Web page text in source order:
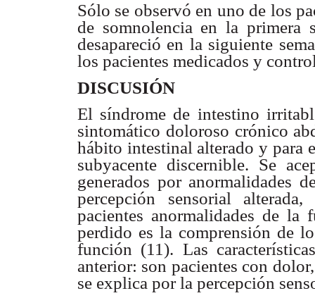
Sólo se observó en uno de los
de somnolencia en la primera
desapareció en la siguiente
los pacientes medicados y
DISCUSIÓN
El síndrome de intestino
sintomático doloroso crónico
hábito intestinal alterado y para
subyacente discernible. Se
generados por anormalidades
percepción sensorial
pacientes anormalidades de
perdido es la comprensión de
función (11). Las
anterior: son pacientes con
se explica por la percepción